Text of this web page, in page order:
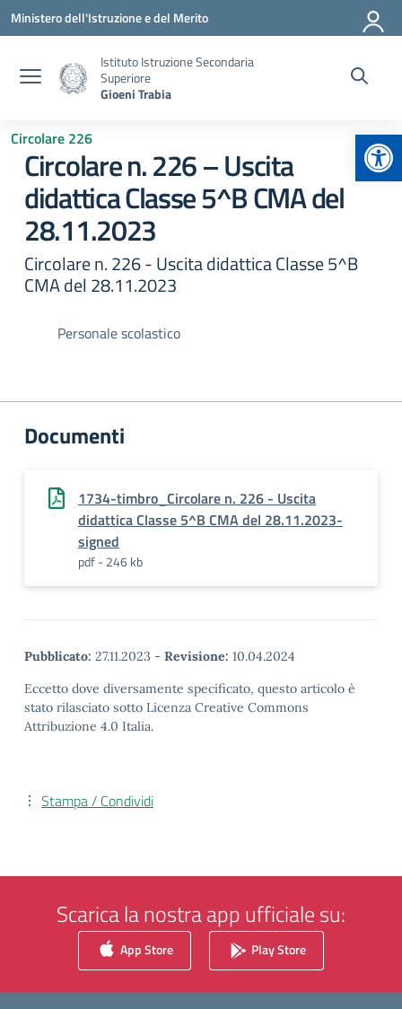
Vai ai contenuti
Vai al menu di navigazione
Vai al footer
Ministero dell'Istruzione e del Merito
Istituto Istruzione Secondaria
Superiore
Gioeni Trabia
Circolare 226
Circolare n. 226 – Uscita
didattica Classe 5^B CMA del
28.11.2023
Circolare n. 226 - Uscita didattica Classe 5^B
CMA del 28.11.2023
Personale scolastico
Documenti
1734-timbro_Circolare n. 226 - Uscita
didattica Classe 5^B CMA del 28.11.2023-
signed
pdf - 246 kb
Pubblicato: 27.11.2023 - Revisione: 10.04.2024
Eccetto dove diversamente specificato, questo articolo è
stato rilasciato sotto Licenza Creative Commons
Attribuzione 4.0 Italia.
Stampa / Condividi
Scarica la nostra app ufficiale su:
App Store Play Store